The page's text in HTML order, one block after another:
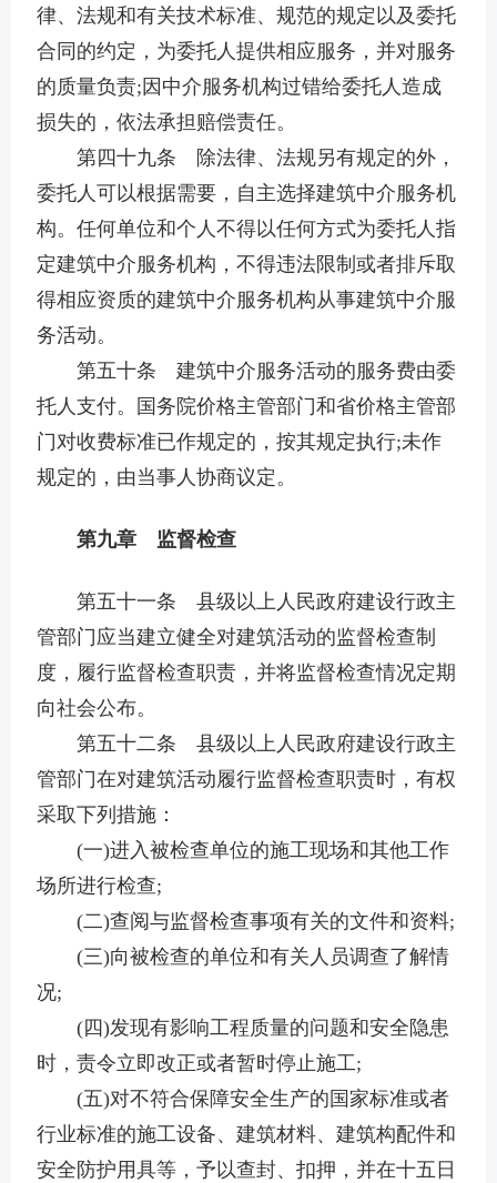
律、法规和有关技术标准、规范的规定以及委托
合同的约定，为委托人提供相应服务，并对服务
的质量负责;因中介服务机构过错给委托人造成
损失的，依法承担赔偿责任。
第四十九条 除法律、法规另有规定的外，
委托人可以根据需要，自主选择建筑中介服务机
构。任何单位和个人不得以任何方式为委托人指
定建筑中介服务机构，不得违法限制或者排斥取
得相应资质的建筑中介服务机构从事建筑中介服
务活动。
第五十条 建筑中介服务活动的服务费由委
托人支付。国务院价格主管部门和省价格主管部
门对收费标准已作规定的，按其规定执行;未作
规定的，由当事人协商议定。
第九章 监督检查
第五十一条 县级以上人民政府建设行政主
管部门应当建立健全对建筑活动的监督检查制
度，履行监督检查职责，并将监督检查情况定期
向社会公布。
第五十二条 县级以上人民政府建设行政主
管部门在对建筑活动履行监督检查职责时，有权
采取下列措施：
(一)进入被检查单位的施工现场和其他工作
场所进行检查;
(二)查阅与监督检查事项有关的文件和资料;
(三)向被检查的单位和有关人员调查了解情
况;
(四)发现有影响工程质量的问题和安全隐患
时，责令立即改正或者暂时停止施工;
(五)对不符合保障安全生产的国家标准或者
行业标准的施工设备、建筑材料、建筑构配件和
安全防护用具等，予以查封、扣押，并在十五日